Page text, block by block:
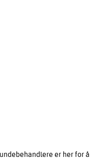
er her for å